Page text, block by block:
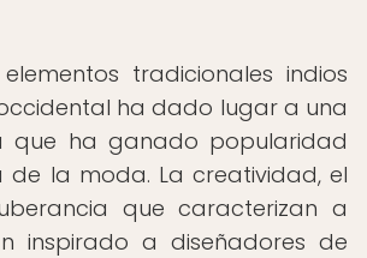
tradicionales indios
ha dado lugar a una
que ha ganado popularidad
de la moda. La creatividad, el
que caracterizan a
inspirado a diseñadores de